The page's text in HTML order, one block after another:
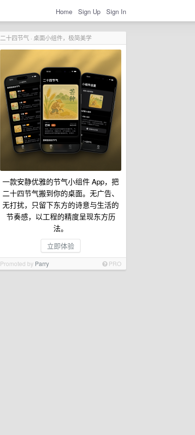
Home Sign Up Sign In
二十四节气 · 桌面小组件，极简美学
一款安静优雅的节气小组件 App，把
二十四节气搬到你的桌面。无广告、
无打扰，只留下东方的诗意与生活的
节奏感，以工程的精度呈现东方历
法。
立即体验
Promoted by Parry PRO